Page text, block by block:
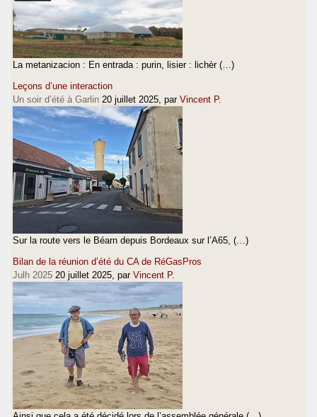
La metanizacion : En entrada : purin, lisier : lichèr (…)
Leçons d’une interaction
Un soir d’été à Garlin 20 juillet 2025 , par Vincent P.
Sur la route vers le Béarn depuis Bordeaux sur l’A65, (…)
Bilan de la réunion d’été du CA de RéGasPros
Julh 2025 20 juillet 2025 , par Vincent P.